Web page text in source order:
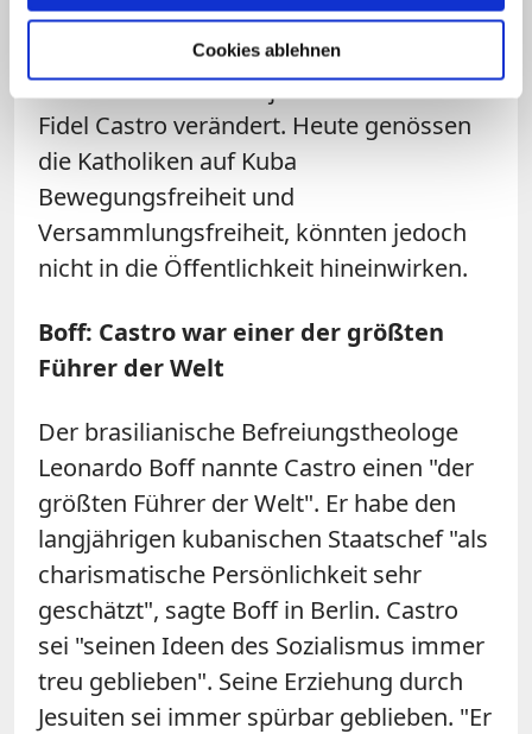
Cookies ablehnen
öffentlichen Ämtern gehabt, weil sich
Kuba als atheistischer Staat definiert
habe. Dies habe sich jedoch noch unter
Fidel Castro verändert. Heute genössen
die Katholiken auf Kuba
Bewegungsfreiheit und
Versammlungsfreiheit, könnten jedoch
nicht in die Öffentlichkeit hineinwirken.
Boff: Castro war einer der größten
Führer der Welt
Der brasilianische Befreiungstheologe
Leonardo Boff nannte Castro einen "der
größten Führer der Welt". Er habe den
langjährigen kubanischen Staatschef "als
charismatische Persönlichkeit sehr
geschätzt", sagte Boff in Berlin. Castro
sei "seinen Ideen des Sozialismus immer
treu geblieben". Seine Erziehung durch
Jesuiten sei immer spürbar geblieben. "Er